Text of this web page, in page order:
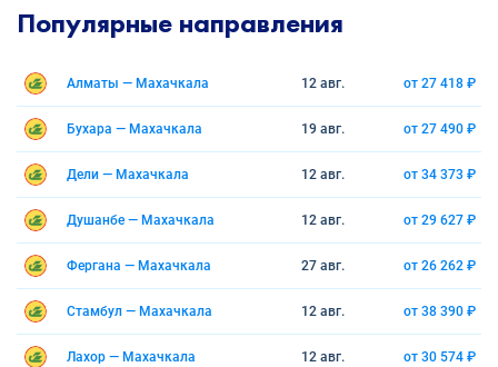
Популярные направления
Алматы — Махачкала 12 авг. от 27 418 ₽
Бухара — Махачкала 19 авг. от 27 490 ₽
Дели — Махачкала 12 авг. от 34 373 ₽
Душанбе — Махачкала 12 авг. от 29 627 ₽
Фергана — Махачкала 27 авг. от 26 262 ₽
Стамбул — Махачкала 12 авг. от 38 390 ₽
Лахор — Махачкала 12 авг. от 30 574 ₽